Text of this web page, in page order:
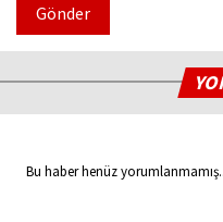
Gönder
Bu haber henüz